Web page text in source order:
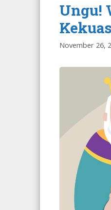
Ungu!
November 26,